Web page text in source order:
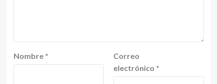
Nombre *
Correo
electrónico *